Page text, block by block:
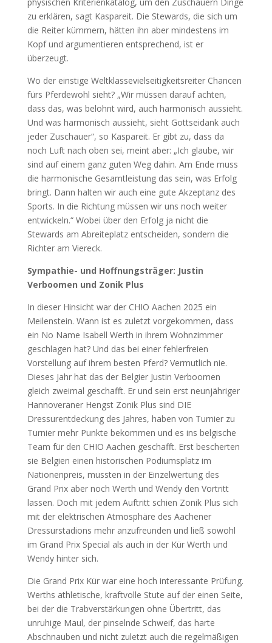
zu erklären, sagt Kaspareit. Die Stewards, die sich um
die Reiter kümmern, hätten ihn aber mindestens im
Kopf und argumentieren entsprechend, ist er
überzeugt.
Wo der einstige Weltklassevielseitigkeitsreiter Chancen
fürs Pferdewohl sieht? „Wir müssen darauf achten,
dass das, was belohnt wird, auch harmonisch aussieht.
Und was harmonisch aussieht, sieht Gottseidank auch
jeder Zuschauer“, so Kaspareit. Er gibt zu, dass da
noch Luft nach oben sei, meint aber: „Ich glaube, wir
sind auf einem ganz guten Weg dahin. Am Ende muss
die harmonische Gesamtleistung das sein, was Erfolg
bringt. Dann halten wir auch eine gute Akzeptanz des
Sports. In die Richtung müssen wir uns noch weiter
entwickeln.“ Wobei über den Erfolg ja nicht die
Stewards am Abreiteplatz entscheiden, sondern die
Richter am Viereck.
Sympathie- und Hoffnungsträger: Justin
Verboomen und Zonik Plus
In dieser Hinsicht war der CHIO Aachen 2025 ein
Meilenstein. Wann ist es zuletzt vorgekommen, dass
ein No Name Isabell Werth in ihrem Wohnzimmer
geschlagen hat? Und das bei einer fehlerfreien
Vorstellung auf ihrem besten Pferd? Vermutlich nie.
Dieses Jahr hat das der Belgier Justin Verboomen
gleich zweimal geschafft. Er und sein erst neunjähriger
Hannoveraner Hengst Zonik Plus sind DIE
Dressurentdeckung des Jahres, haben von Turnier zu
Turnier mehr Punkte bekommen und es ins belgische
Team für den CHIO Aachen geschafft. Erst bescherten
sie Belgien einen historischen Podiumsplatz im
Nationenpreis, mussten in der Einzelwertung des
Grand Prix aber noch Werth und Wendy den Vortritt
lassen. Doch mit jedem Auftritt schien Zonik Plus sich
mit der elektrischen Atmosphäre des Aachener
Dressurstadions mehr anzufreunden und ließ sowohl
im Grand Prix Special als auch in der Kür Werth und
Wendy hinter sich.
Die Grand Prix Kür war eine hoch interessante Prüfung.
Werths athletische, kraftvolle Stute auf der einen Seite,
bei der die Trabverstärkungen ohne Übertritt, das
unruhige Maul, der pinselnde Schweif, das harte
Abschnauben und nicht zuletzt auch die regelmäßigen